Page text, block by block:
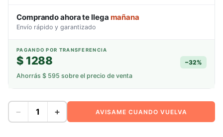
Comprando ahora te llega mañana
Envío rápido y garantizado
PAGANDO POR TRANSFERENCIA
$ 1288 −32%
Ahorrás $ 595 sobre el precio de venta
− + AVISAME CUANDO VUELVA